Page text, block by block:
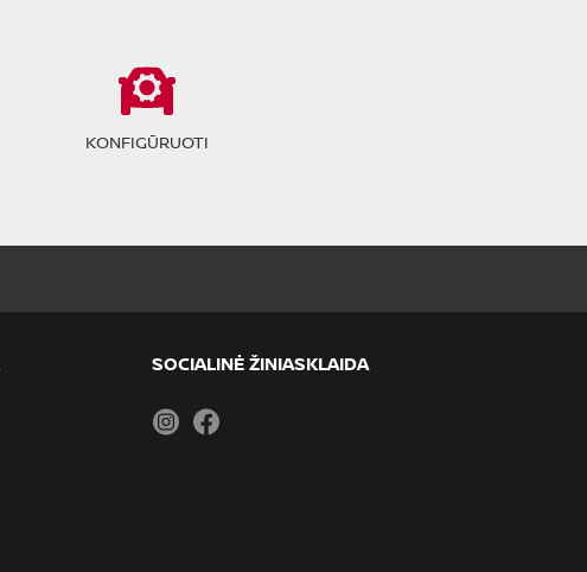
KONFIGŪRUOTI
SOCIALINĖ ŽINIASKLAIDA
Instagram